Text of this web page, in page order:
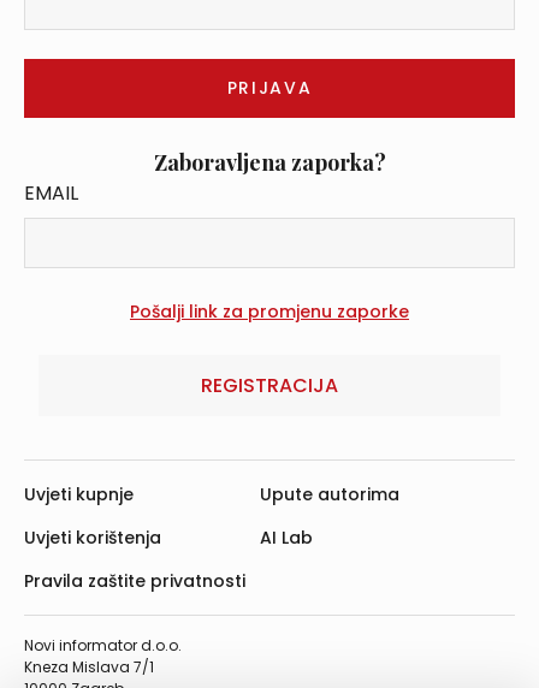
Zaboravljena zaporka?
EMAIL
REGISTRACIJA
Novi informator d.o.o.
Kneza Mislava 7/1
Uvjeti kupnje
Uvjeti korištenja
Pravila zaštite privatnosti
Upute autorima
AI Lab